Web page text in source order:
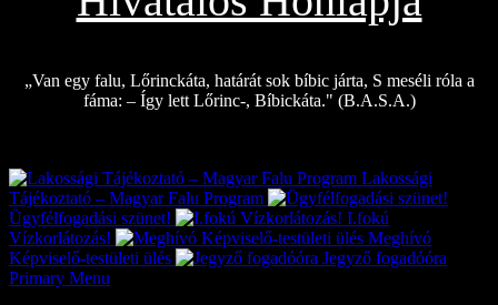
„Van egy falu, Lőrinckáta, határát sok bíbic járta, S meséli róla a
fáma: – Így lett Lőrinc-, Bíbickáta." (B.A.S.A.)
Lakossági
Tájékoztató – Magyar Falu Program
Ügyfélfogadási szünet!
I.fokú
Vízkorlátozás!
Meghívó
Képviselő-testületi ülés
Jegyző fogadóóra
Primary Menu